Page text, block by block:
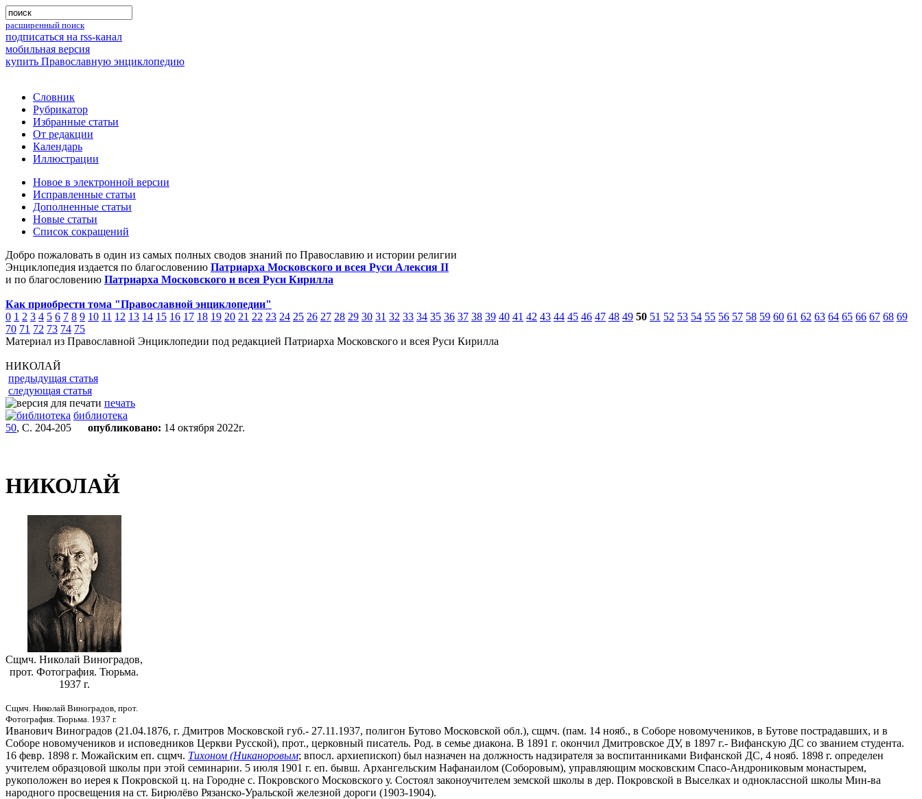
расширенный поиск
подписаться на rss-канал
мобильная версия
купить Православную энциклопедию
Словник
Рубрикатор
Избранные статьи
От редакции
Календарь
Иллюстрации
Новое в электронной версии
Исправленные статьи
Дополненные статьи
Новые статьи
Список сокращений
Добро пожаловать в один из самых полных сводов знаний по Православию и истории религии
Энциклопедия издается по благословению Патриарха Московского и всея Руси Алексия II
и по благословению Патриарха Московского и всея Руси Кирилла
Как приобрести тома "Православной энциклопедии"
0 1 2 3 4 5 6 7 8 9 10 11 12 13 14 15 16 17 18 19 20 21 22 23 24 25 26 27 28 29 30 31 32 33 34 35 36 37 38 39 40 41 42 43 44 45 46 47 48 49 50 51 52 53 54 55 56 57 58 59 60 61 62 63 64 65 66 67 68 69
70 71 72 73 74 75
Материал из Православной Энциклопедии под редакцией Патриарха Московского и всея Руси Кирилла
НИКОЛАЙ
предыдущая статья
следующая статья
печать
библиотека
50, С. 204-205 опубликовано: 14 октября 2022г.
НИКОЛАЙ
Сщмч. Николай Виноградов,
прот. Фотография. Тюрьма.
1937 г.
Сщмч. Николай Виноградов, прот.
Фотография. Тюрьма. 1937 г.
Иванович Виноградов (21.04.1876, г. Дмитров Московской губ.- 27.11.1937, полигон Бутово Московской обл.), сщмч. (пам. 14 нояб., в Соборе новомучеников, в Бутове пострадавших, и в
Соборе новомучеников и исповедников Церкви Русской), прот., церковный писатель. Род. в семье диакона. В 1891 г. окончил Дмитровское ДУ, в 1897 г.- Вифанскую ДС со званием студента.
16 февр. 1898 г. Можайским еп. сщмч. Тихоном (Никаноровым; впосл. архиепископ) был назначен на должность надзирателя за воспитанниками Вифанской ДС, 4 нояб. 1898 г. определен
учителем образцовой школы при этой семинарии. 5 июля 1901 г. еп. бывш. Архангельским Нафанаилом (Соборовым), управляющим московским Спасо-Андрониковым монастырем,
рукоположен во иерея к Покровской ц. на Городне с. Покровского Московского у. Состоял законоучителем земской школы в дер. Покровской в Выселках и одноклассной школы Мин-ва
народного просвещения на ст. Бирюлёво Рязанско-Уральской железной дороги (1903-1904).